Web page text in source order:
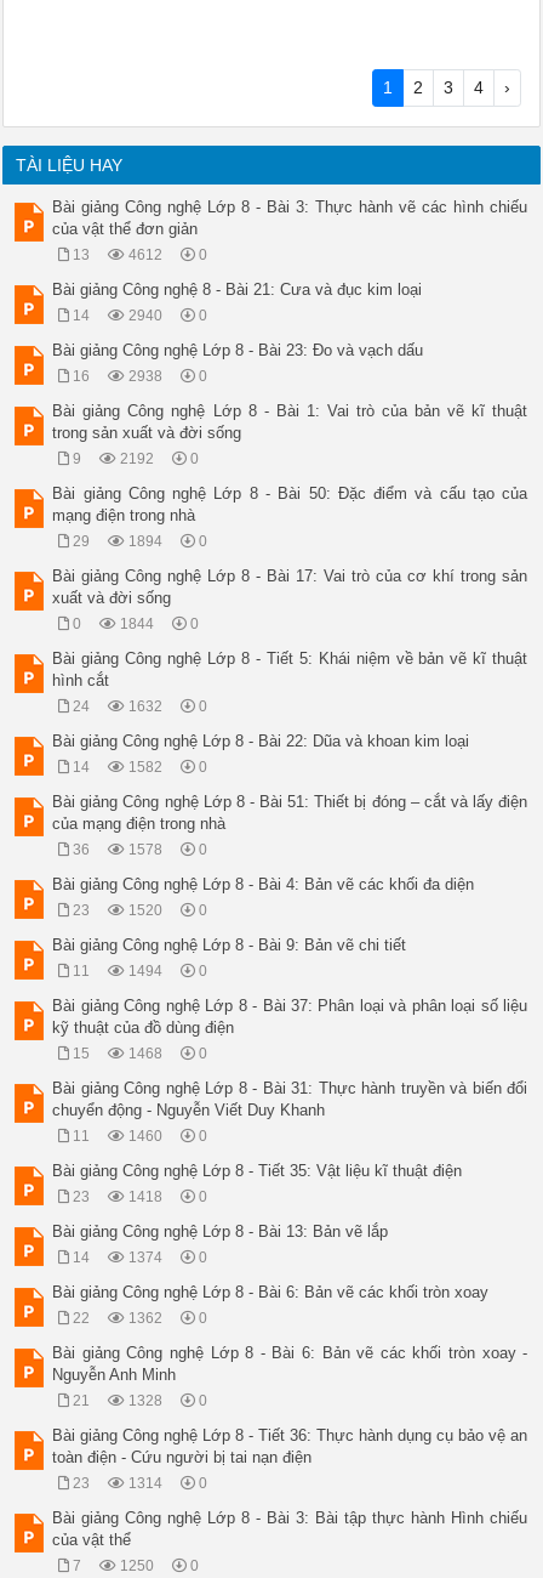
1 2 3 4 ›
TÀI LIỆU HAY
Bài giảng Công nghệ Lớp 8 - Bài 3: Thực hành vẽ các hình chiếu
của vật thể đơn giản
13 4612 0
Bài giảng Công nghệ 8 - Bài 21: Cưa và đục kim loại
14 2940 0
Bài giảng Công nghệ Lớp 8 - Bài 23: Đo và vạch dấu
16 2938 0
Bài giảng Công nghệ Lớp 8 - Bài 1: Vai trò của bản vẽ kĩ thuật
trong sản xuất và đời sống
9 2192 0
Bài giảng Công nghệ Lớp 8 - Bài 50: Đặc điểm và cấu tạo của
mạng điện trong nhà
29 1894 0
Bài giảng Công nghệ Lớp 8 - Bài 17: Vai trò của cơ khí trong sản
xuất và đời sống
0 1844 0
Bài giảng Công nghệ Lớp 8 - Tiết 5: Khái niệm về bản vẽ kĩ thuật
hình cắt
24 1632 0
Bài giảng Công nghệ Lớp 8 - Bài 22: Dũa và khoan kim loại
14 1582 0
Bài giảng Công nghệ Lớp 8 - Bài 51: Thiết bị đóng – cắt và lấy điện
của mạng điện trong nhà
36 1578 0
Bài giảng Công nghệ Lớp 8 - Bài 4: Bản vẽ các khối đa diện
23 1520 0
Bài giảng Công nghệ Lớp 8 - Bài 9: Bản vẽ chi tiết
11 1494 0
Bài giảng Công nghệ Lớp 8 - Bài 37: Phân loại và phân loại số liệu
kỹ thuật của đồ dùng điện
15 1468 0
Bài giảng Công nghệ Lớp 8 - Bài 31: Thực hành truyền và biến đổi
chuyển động - Nguyễn Viết Duy Khanh
11 1460 0
Bài giảng Công nghệ Lớp 8 - Tiết 35: Vật liệu kĩ thuật điện
23 1418 0
Bài giảng Công nghệ Lớp 8 - Bài 13: Bản vẽ lắp
14 1374 0
Bài giảng Công nghệ Lớp 8 - Bài 6: Bản vẽ các khối tròn xoay
22 1362 0
Bài giảng Công nghệ Lớp 8 - Bài 6: Bản vẽ các khối tròn xoay -
Nguyễn Anh Minh
21 1328 0
Bài giảng Công nghệ Lớp 8 - Tiết 36: Thực hành dụng cụ bảo vệ an
toàn điện - Cứu người bị tai nạn điện
23 1314 0
Bài giảng Công nghệ Lớp 8 - Bài 3: Bài tập thực hành Hình chiếu
của vật thể
7 1250 0